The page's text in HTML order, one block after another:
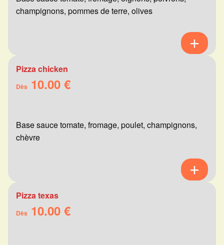
champignons, pommes de terre, olives
Pizza chicken
Dès 10.00 €
Base sauce tomate, fromage, poulet, champignons,
chèvre
Pizza texas
Dès 10.00 €